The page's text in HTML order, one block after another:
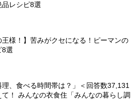
レシピ8選
王様！】苦みがクセになる！ピーマンの
8選
理、食べる時間帯は？」＜回答数37,131
！ みんなの衣食住「みんなの暮らし調